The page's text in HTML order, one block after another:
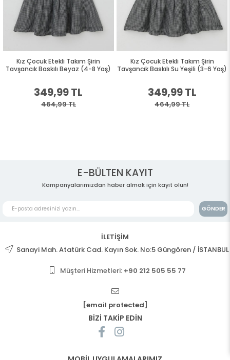
Kız Çocuk Etekli Takım Şirin
Tavşancık Baskılı Beyaz (4-8 Yaş)
349,99 TL
464,99 TL
Kız Çocuk Etekli Takım Şirin
Tavşancık Baskılı Su Yeşili (3-6 Yaş)
349,99 TL
464,99 TL
E-BÜLTEN KAYIT
Kampanyalarımızdan haber almak için kayıt olun!
GÖNDER
İLETİŞİM
Sanayi Mah. Atatürk Cad. Kayın Sok. No:5 Güngören / İSTANBUL
Müşteri Hizmetleri: +90 212 505 55 77
[email protected]
BİZİ TAKİP EDİN